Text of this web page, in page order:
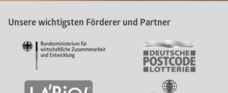
Unsere wichtigsten Förderer und Partner